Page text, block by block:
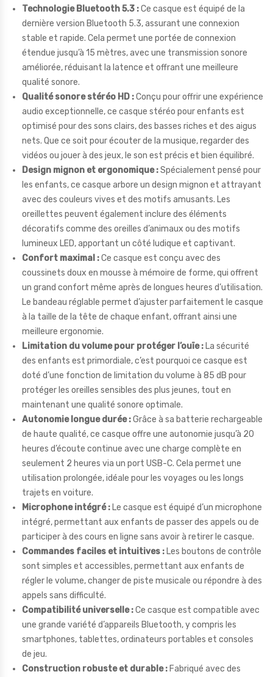
Technologie Bluetooth 5.3 :Ce casque est équipé de la
dernière version Bluetooth 5.3, assurant une connexion
stable et rapide. Cela permet une portée de connexion
étendue jusqu’à 15 mètres, avec une transmission sonore
améliorée, réduisant la latence et offrant une meilleure
qualité sonore.
Qualité sonore stéréo HD :Conçu pour offrir une expérience
audio exceptionnelle, ce casque stéréo pour enfants est
optimisé pour des sons clairs, des basses riches et des aigus
nets. Que ce soit pour écouter de la musique, regarder des
vidéos ou jouer à des jeux, le son est précis et bien équilibré.
Design mignon et ergonomique :Spécialement pensé pour
les enfants, ce casque arbore un design mignon et attrayant
avec des couleurs vives et des motifs amusants. Les
oreillettes peuvent également inclure des éléments
décoratifs comme des oreilles d’animaux ou des motifs
lumineux LED, apportant un côté ludique et captivant.
Confort maximal :Ce casque est conçu avec des
coussinets doux en mousse à mémoire de forme, qui offrent
un grand confort même après de longues heures d’utilisation.
Le bandeau réglable permet d’ajuster parfaitement le casque
à la taille de la tête de chaque enfant, offrant ainsi une
meilleure ergonomie.
Limitation du volume pour protéger l’ouïe : La sécurité
des enfants est primordiale, c’est pourquoi ce casque est
doté d’une fonction de limitation du volume à 85 dB pour
protéger les oreilles sensibles des plus jeunes, tout en
maintenant une qualité sonore optimale.
Autonomie longue durée :Grâce à sa batterie rechargeable
de haute qualité, ce casque offre une autonomie jusqu’à 20
heures d’écoute continue avec une charge complète en
seulement 2 heures via un port USB-C. Cela permet une
utilisation prolongée, idéale pour les voyages ou les longs
trajets en voiture.
Microphone intégré : Le casque est équipé d’un microphone
intégré, permettant aux enfants de passer des appels ou de
participer à des cours en ligne sans avoir à retirer le casque.
Commandes faciles et intuitives : Les boutons de contrôle
sont simples et accessibles, permettant aux enfants de
régler le volume, changer de piste musicale ou répondre à des
appels sans difficulté.
Compatibilité universelle :Ce casque est compatible avec
une grande variété d’appareils Bluetooth, y compris les
smartphones, tablettes, ordinateurs portables et consoles
de jeu.
Construction robuste et durable : Fabriqué avec des